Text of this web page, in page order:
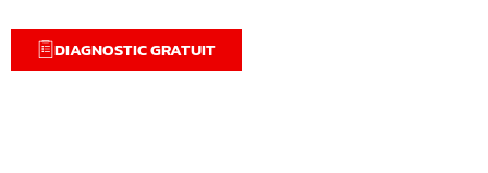
DIAGNOSTIC GRATUIT